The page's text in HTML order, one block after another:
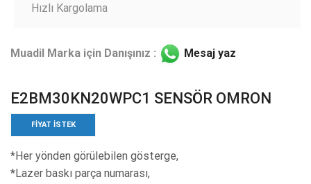
Hızlı Kargolama
Muadil Marka için Danışınız : Mesaj yaz
E2BM30KN20WPC1 SENSÖR OMRON
FIYAT ISTEK
*Her yönden görülebilen gösterge,
*Lazer baskı parça numarası,